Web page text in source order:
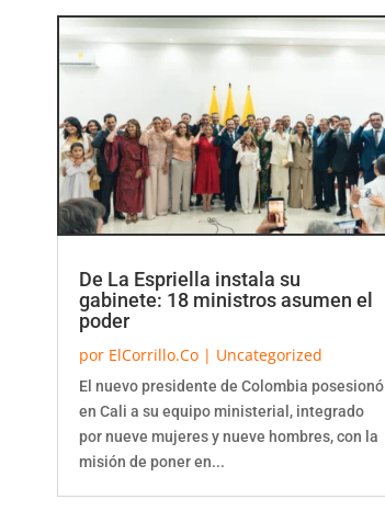
De La Espriella instala su
gabinete: 18 ministros asumen el
poder
por ElCorrillo.Co| Uncategorized
El nuevo presidente de Colombia posesionó
en Cali a su equipo ministerial, integrado
por nueve mujeres y nueve hombres, con la
misión de poner en...